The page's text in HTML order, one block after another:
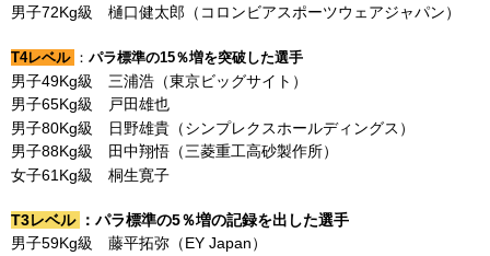
男子72Kg級 樋口健太郎（コロンビアスポーツウェアジャパン）
T4レベル ： パラ標準の15％増を突破した選手
男子49Kg級 三浦浩（東京ビッグサイト）
男子65Kg級 戸田雄也
男子80Kg級 日野雄貴（シンプレクスホールディングス）
男子88Kg級 田中翔悟（三菱重工高砂製作所）
女子61Kg級 桐生寛子
T3レベル ：パラ標準の5％増の記録を出した選手
男子59Kg級 藤平拓弥（EY Japan）